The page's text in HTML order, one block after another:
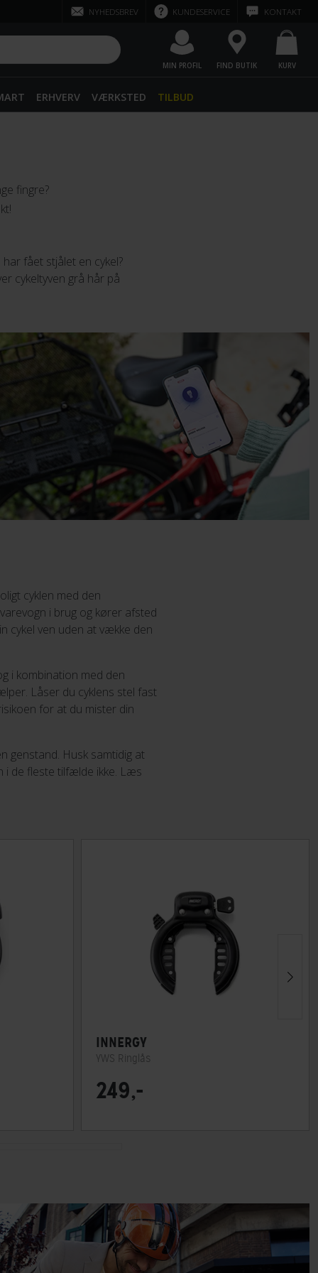
NYHEDSBREV KUNDESERVICE KONTAKT
MIN PROFIL FIND BUTIK KURV
ERHVERV VÆRKSTED TILBUD
fingre?
fået stjålet en cykel?
cykeltyven grå hår på
cyklen med den
i brug og kører afsted
cykel ven uden at vække den
i kombination med den
Låser du cyklens stel fast
for at du mister din
genstand. Husk samtidig at
i de fleste tilfælde ikke. Læs
INNERGY
YWS Ringlås
249,-